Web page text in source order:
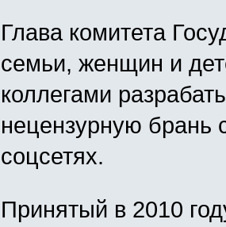
Глава комитета
семьи, женщин и
коллегами
нецензурную брань
соцсетях.
Принятый в 2010